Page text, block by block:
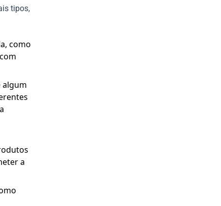
tipos,
como
algum
a